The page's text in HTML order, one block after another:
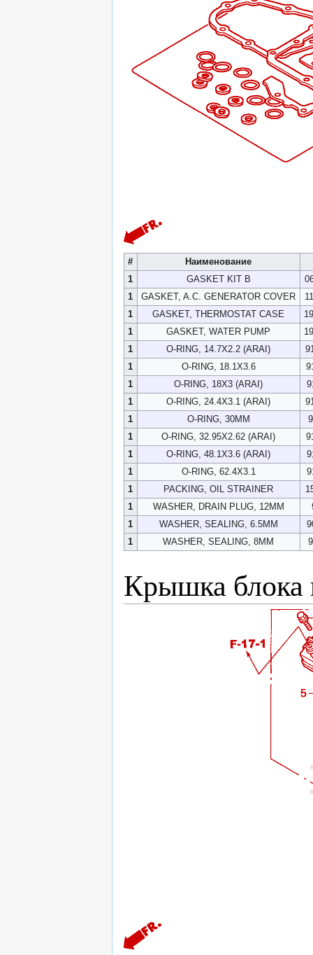
#
Наименование
1
GASKET KIT B
1
GASKET, A.C. GENERATOR COVER
1
GASKET, THERMOSTAT CASE
1
GASKET, WATER PUMP
1
O-RING, 14.7X2.2 (ARAI)
1
O-RING, 18.1X3.6
1
O-RING, 18X3 (ARAI)
1
O-RING, 24.4X3.1 (ARAI)
1
O-RING, 30MM
1
O-RING, 32.95X2.62 (ARAI)
1
O-RING, 48.1X3.6 (ARAI)
1
O-RING, 62.4X3.1
1
PACKING, OIL STRAINER
1
WASHER, DRAIN PLUG, 12MM
1
WASHER, SEALING, 6.5MM
1
WASHER, SEALING, 8MM
Крышка блока